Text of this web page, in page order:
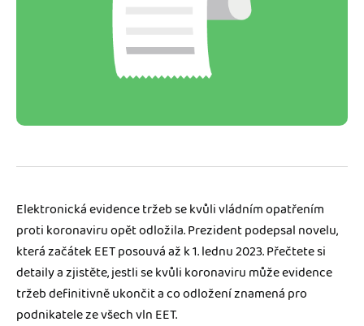
mini akademie
Fakturační poradna
Elektronická evidence tržeb se kvůli vládním opatřením
proti koronaviru opět odložila. Prezident podepsal novelu,
která začátek EET posouvá až k 1. lednu 2023. Přečtete si
detaily a zjistěte, jestli se kvůli koronaviru může evidence
tržeb definitivně ukončit a co odložení znamená pro
podnikatele ze všech vln EET.